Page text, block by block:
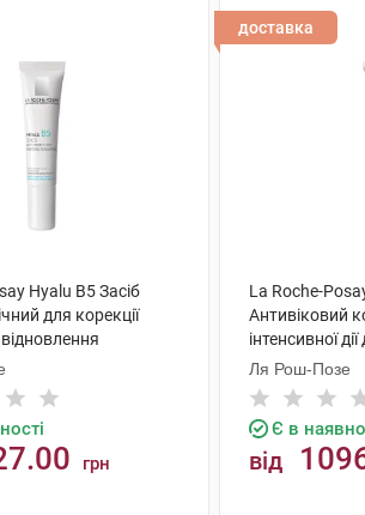
Hyalu B5 Засіб
для корекції
шкіри контуру
грн
доставка
La Roche-
Антивіковий
інтенсивної
мл 1 туба
Ля Рош-Позе
Є в
від